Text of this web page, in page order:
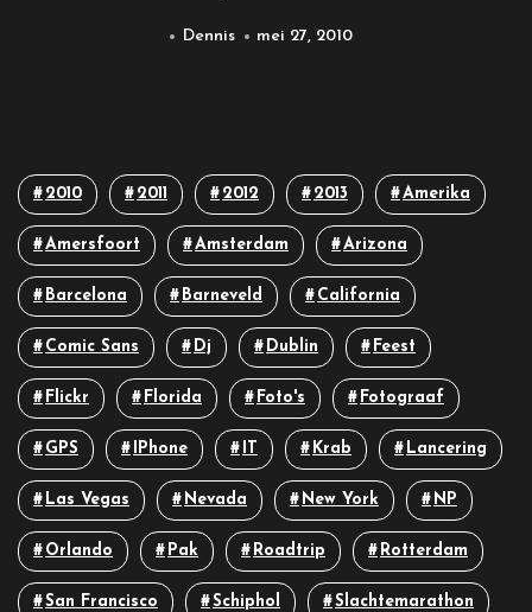
Dennis mei 27, 2010
2010 2011 2012 2013 Amerika
Amersfoort Amsterdam Arizona
Barcelona Barneveld California
Comic Sans Dj Dublin Feest
Flickr Florida Foto's Fotograaf
GPS IPhone IT Krab Lancering
Las Vegas Nevada New York NP
Orlando Pak Roadtrip Rotterdam
San Francisco Schiphol Slachtemarathon